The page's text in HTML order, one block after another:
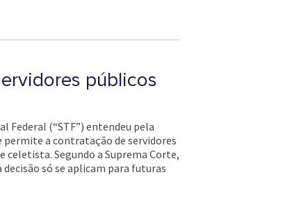
públicos
Federal (“STF”) entendeu pela
a contratação de servidores
Segundo a Suprema Corte,
só se aplicam para futuras